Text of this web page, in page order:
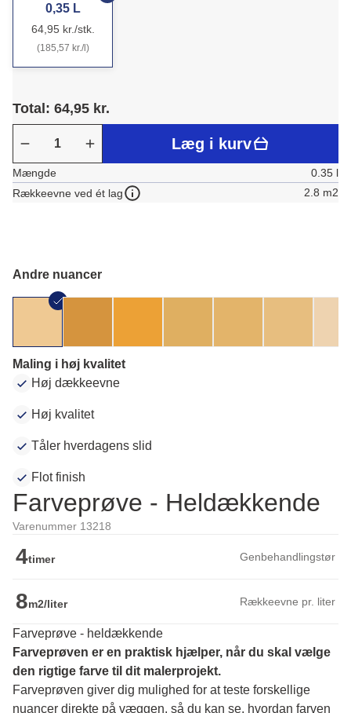
0,35 L
64,95 kr./stk.
(185,57 kr./l)
Total: 64,95 kr.
Læg i kurv
Mængde
0.35 l
Rækkeevne ved ét lag
2.8 m2
Andre nuancer
Maling i høj kvalitet
Høj dækkeevne
Høj kvalitet
Tåler hverdagens slid
Flot finish
Farveprøve - Heldækkende
Varenummer 13218
4timer Genbehandlingstør
8m2/liter Rækkeevne pr. liter
Farveprøve - heldækkende
Farveprøven er en praktisk hjælper, når du skal vælge
den rigtige farve til dit malerprojekt.
Farveprøven giver dig mulighed for at teste forskellige
nuancer direkte på væggen, så du kan se, hvordan farven